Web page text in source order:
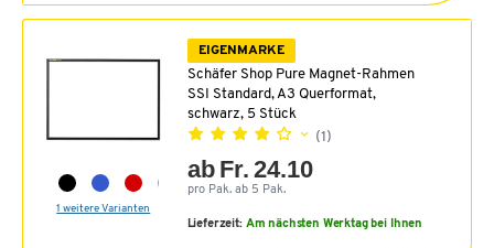
1 weitere Varianten
EIGENMARKE
Schäfer Shop Pure Magnet-Rahmen
SSI Standard, A3 Querformat,
schwarz, 5 Stück
(1)
ab Fr. 24.10
pro Pak. ab 5 Pak.
Lieferzeit: Am nächsten Werktag bei Ihnen